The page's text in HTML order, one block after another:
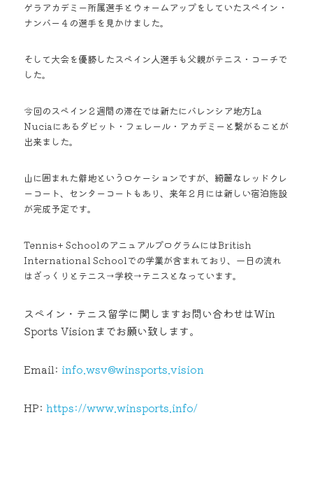
ゲラアカデミー所属選手とウォームアップをしていたスペイン・
ナンバー４の選手を見かけました。
そして大会を優勝したスペイン人選手も父親がテニス・コーチで
した。
今回のスペイン２週間の滞在では新たにバレンシア地方La
Nuciaにあるダビット・フェレール・アカデミーと繋がることが
出来ました。
山に囲まれた僻地というロケーションですが、綺麗なレッドクレ
ーコート、センターコートもあり、来年２月には新しい宿泊施設
が完成予定です。
Tennis+ SchoolのアニュアルプログラムにはBritish
International Schoolでの学業が含まれており、一日の流れ
はざっくりとテニス→学校→テニスとなっています。
スペイン・テニス留学に関しますお問い合わせはWin
Sports Visionまでお願い致します。
Email: info.wsv@winsports.vision
HP: https://www.winsports.info/